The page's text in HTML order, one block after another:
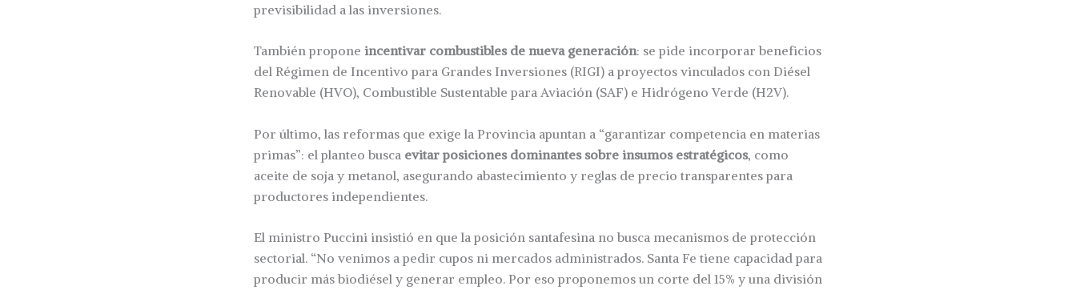
previsibilidad a las inversiones.
También propone incentivar combustibles de nueva generación: se pide incorporar beneficios
del Régimen de Incentivo para Grandes Inversiones (RIGI) a proyectos vinculados con Diésel
Renovable (HVO), Combustible Sustentable para Aviación (SAF) e Hidrógeno Verde (H2V).
Por último, las reformas que exige la Provincia apuntan a “garantizar competencia en materias
primas”: el planteo busca evitar posiciones dominantes sobre insumos estratégicos, como
aceite de soja y metanol, asegurando abastecimiento y reglas de precio transparentes para
productores independientes.
El ministro Puccini insistió en que la posición santafesina no busca mecanismos de protección
sectorial. “No venimos a pedir cupos ni mercados administrados. Santa Fe tiene capacidad para
producir más biodiésel y generar empleo. Por eso proponemos un corte del 15% y una división